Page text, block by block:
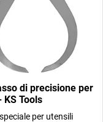
di precisione per
KS Tools
per utensili